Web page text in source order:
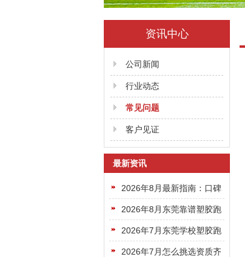
资讯中心
公司新闻
行业动态
常见问题
客户见证
最新资讯
2026年8月最新指南：口碑
好的东莞塑胶跑道选哪家更
专业靠谱
2026年8月东莞靠谱塑胶跑
道机构挑选避坑指南请收好
2026年7月东莞学校塑胶跑
道选哪家？靠谱厂商盘点看
2026年7月怎么挑选资质齐